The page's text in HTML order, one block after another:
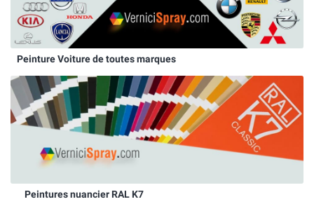
Peinture Voiture de toutes marques
Peintures nuancier RAL K7